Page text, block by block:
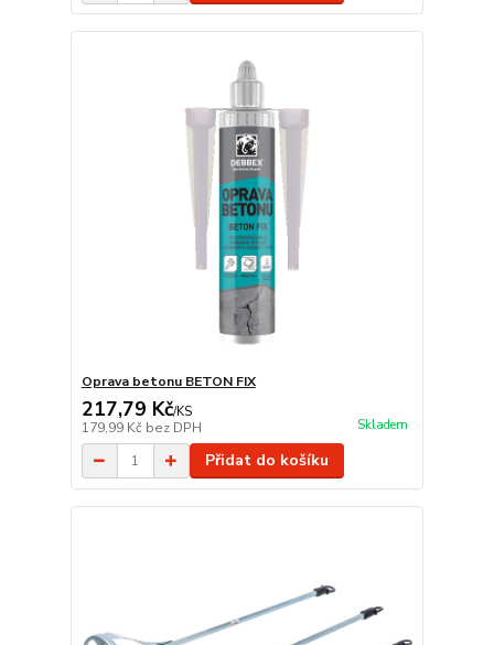
Oprava betonu BETON FIX
217,79 Kč/KS
179,99 Kč bez DPH Skladem
Přidat do košíku